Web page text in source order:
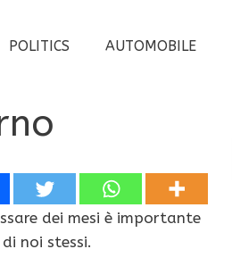
POLITICS AUTOMOBILE
dei mesi è importante
noi stessi.